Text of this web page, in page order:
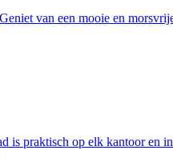
van een mooie en
praktisch op elk kantoor en